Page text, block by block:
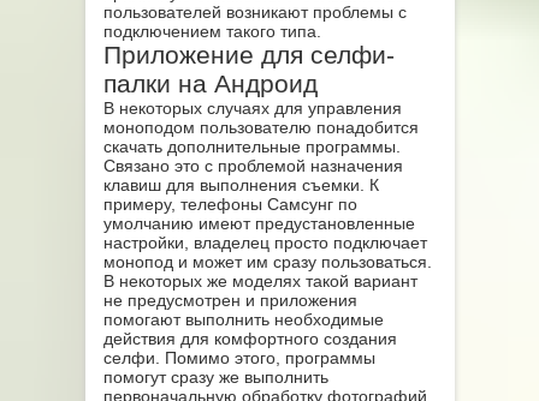
пользователей возникают проблемы с
подключением такого типа.
Приложение для селфи-
палки на Андроид
В некоторых случаях для управления
моноподом пользователю понадобится
скачать дополнительные программы.
Связано это с проблемой назначения
клавиш для выполнения съемки. К
примеру, телефоны Самсунг по
умолчанию имеют предустановленные
настройки, владелец просто подключает
монопод и может им сразу пользоваться.
В некоторых же моделях такой вариант
не предусмотрен и приложения
помогают выполнить необходимые
действия для комфортного создания
селфи. Помимо этого, программы
помогут сразу же выполнить
первоначальную обработку фотографий